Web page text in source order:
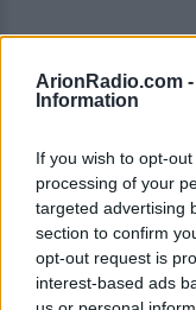
ArionRadio.com -
Information
If you wish to opt-
processing of your
targeted advertising
section to confirm
opt-out request is
interest-based ads